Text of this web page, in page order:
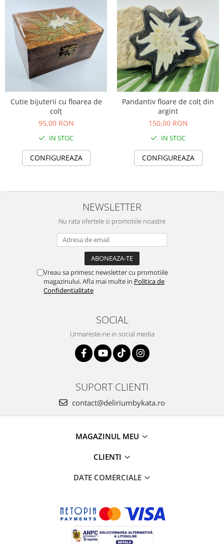
Cutie bijuterii cu floarea de
colț
95,00 RON
IN STOC
CONFIGUREAZA
Pandantiv floare de colț din
argint
150,00 RON
IN STOC
CONFIGUREAZA
NEWSLETTER
Nu rata ofertele si promotiile noastre
Vreau sa primesc newsletter cu promotiile
magazinului. Afla mai multe in Politica de
Confidentialitate
SOCIAL
Urmareste-ne in social media
SUPORT CLIENTI
contact@deliriumbykata.ro
MAGAZINUL MEU
CLIENTI
DATE COMERCIALE